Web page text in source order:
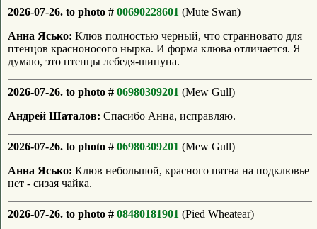
2026-07-26. to photo # 00690228601 (Mute Swan)
Анна Ясько: Клюв полностью черный, что странновато для
птенцов красноносого нырка. И форма клюва отличается. Я
думаю, это птенцы лебедя-шипуна.
2026-07-26. to photo # 06980309201 (Mew Gull)
Андрей Шаталов: Спасибо Анна, исправляю.
2026-07-26. to photo # 06980309201 (Mew Gull)
Анна Ясько: Клюв небольшой, красного пятна на подклювье
нет - сизая чайка.
2026-07-26. to photo # 08480181901 (Pied Wheatear)